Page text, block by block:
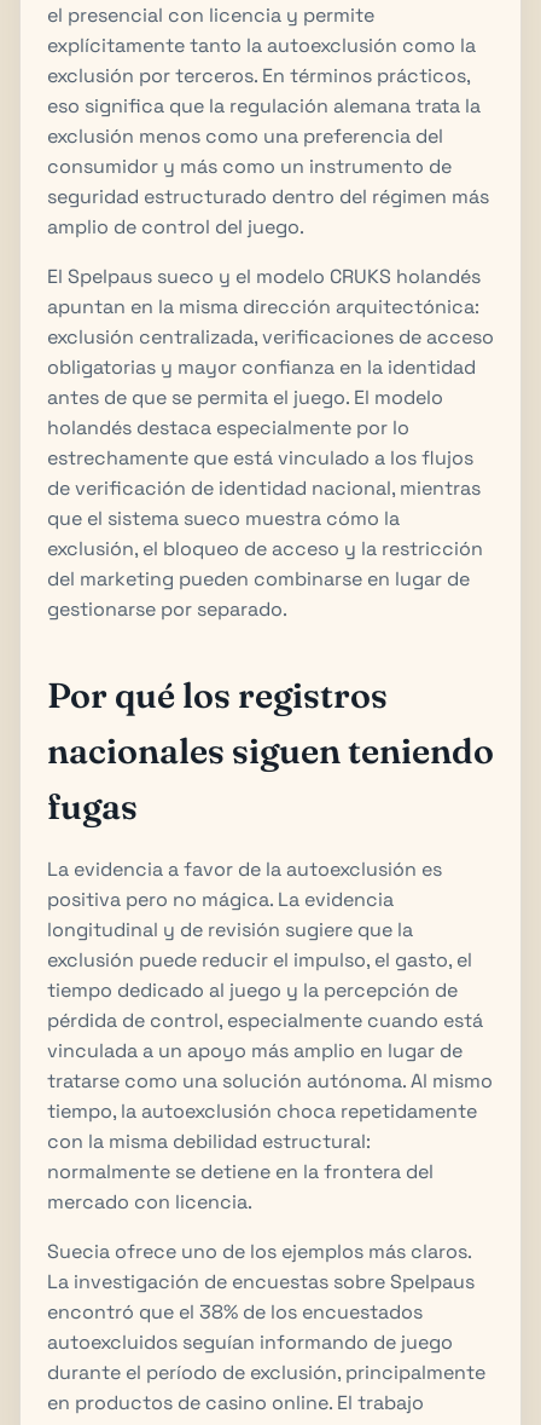
el presencial con licencia y permite
explícitamente tanto la autoexclusión como la
exclusión por terceros. En términos prácticos,
eso significa que la regulación alemana trata la
exclusión menos como una preferencia del
consumidor y más como un instrumento de
seguridad estructurado dentro del régimen más
amplio de control del juego.
El Spelpaus sueco y el modelo CRUKS holandés
apuntan en la misma dirección arquitectónica:
exclusión centralizada, verificaciones de acceso
obligatorias y mayor confianza en la identidad
antes de que se permita el juego. El modelo
holandés destaca especialmente por lo
estrechamente que está vinculado a los flujos
de verificación de identidad nacional, mientras
que el sistema sueco muestra cómo la
exclusión, el bloqueo de acceso y la restricción
del marketing pueden combinarse en lugar de
gestionarse por separado.
Por qué los registros
nacionales siguen teniendo
fugas
La evidencia a favor de la autoexclusión es
positiva pero no mágica. La evidencia
longitudinal y de revisión sugiere que la
exclusión puede reducir el impulso, el gasto, el
tiempo dedicado al juego y la percepción de
pérdida de control, especialmente cuando está
vinculada a un apoyo más amplio en lugar de
tratarse como una solución autónoma. Al mismo
tiempo, la autoexclusión choca repetidamente
con la misma debilidad estructural:
normalmente se detiene en la frontera del
mercado con licencia.
Suecia ofrece uno de los ejemplos más claros.
La investigación de encuestas sobre Spelpaus
encontró que el 38% de los encuestados
autoexcluidos seguían informando de juego
durante el período de exclusión, principalmente
en productos de casino online. El trabajo